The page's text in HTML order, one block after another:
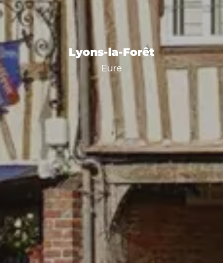
Lyons-la-Forêt
Eure